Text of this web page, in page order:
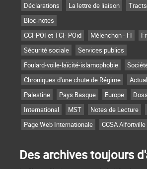
Déclarations
La lettre de liaison
Bloc-notes
CCI-POI et TCI- POid
Mélenchon - FI
Sécurité sociale
Services publics
Foulard-voile-laïcité-islamophobie
Chroniques d'une chute de Régime
Palestine
Pays Basque Europe
International
MST Notes de Lecture
Page Web Internationale
CCSA Alfortville
Des archives toujours